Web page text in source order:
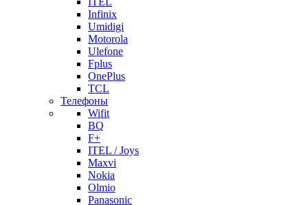
Infinix
Umidigi
Motorola
Ulefone
Fplus
OnePlus
TCL
Телефоны
Wifit
BQ
F+
ITEL / Joys
Maxvi
Nokia
Olmio
Panasonic